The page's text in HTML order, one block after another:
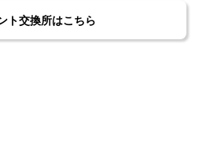
ト交換所はこちら